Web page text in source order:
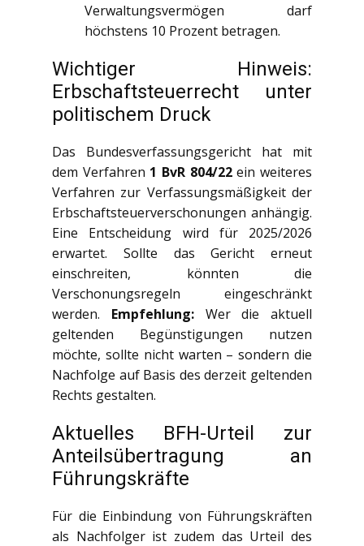
Verwaltungsvermögen darf
höchstens 10 Prozent betragen.
Wichtiger Hinweis:
Erbschaftsteuerrecht unter
politischem Druck
Das Bundesverfassungsgericht hat mit
dem Verfahren 1 BvR 804/22ein weiteres
Verfahren zur Verfassungsmäßigkeit der
Erbschaftsteuerverschonungen anhängig.
Eine Entscheidung wird für 2025/2026
erwartet. Sollte das Gericht erneut
einschreiten, könnten die
Verschonungsregeln eingeschränkt
werden. Empfehlung:Wer die aktuell
geltenden Begünstigungen nutzen
möchte, sollte nicht warten – sondern die
Nachfolge auf Basis des derzeit geltenden
Rechts gestalten.
Aktuelles BFH-Urteil zur
Anteilsübertragung an
Führungskräfte
Für die Einbindung von Führungskräften
als Nachfolger ist zudem das Urteil des